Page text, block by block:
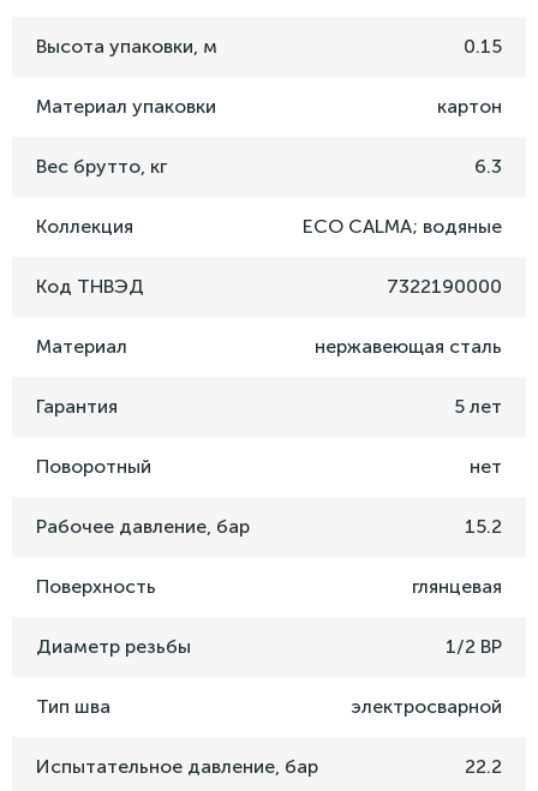
Высота упаковки, м 0.15
Материал упаковки картон
Вес брутто, кг 6.3
Коллекция ECO CALMA; водяные
Код ТНВЭД 7322190000
Материал нержавеющая сталь
Гарантия 5 лет
Поворотный нет
Рабочее давление, бар 15.2
Поверхность глянцевая
Диаметр резьбы 1/2 ВР
Тип шва электросварной
Испытательное давление, бар 22.2